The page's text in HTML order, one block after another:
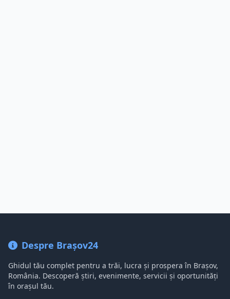
Despre Brașov24
Ghidul tău complet pentru a trăi, lucra și prospera în Brașov,
România. Descoperă știri, evenimente, servicii și oportunități
în orașul tău.